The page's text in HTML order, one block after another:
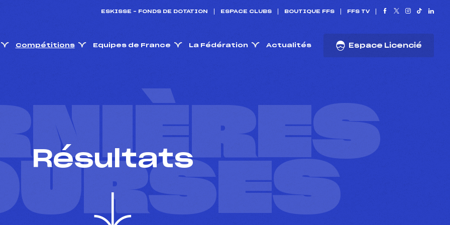
ESKISSE – FONDS DE DOTATION ESPACE CLUBS BOUTIQUE FFS FFS TV
Compétitions Equipes de France La Fédération Actualités Espace Licencié
Résultats